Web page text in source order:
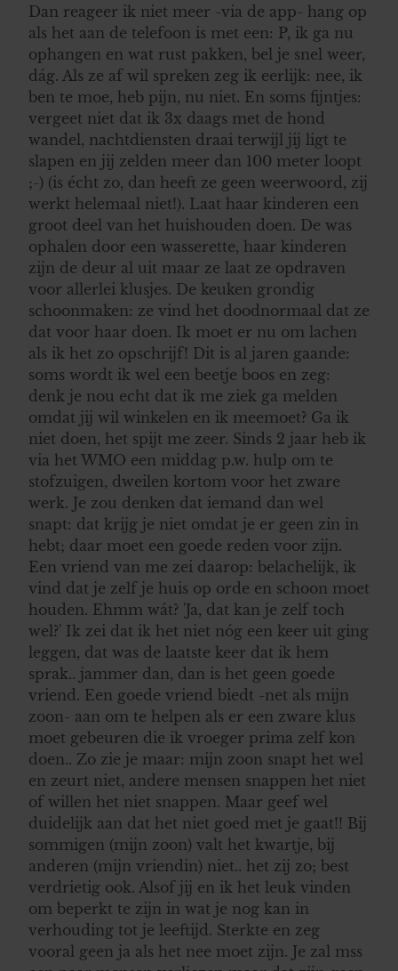
Dan reageer ik niet meer -via de app- hang op
als het aan de telefoon is met een: P, ik ga nu
ophangen en wat rust pakken, bel je snel weer,
dág. Als ze af wil spreken zeg ik eerlijk: nee, ik
ben te moe, heb pijn, nu niet. En soms fijntjes:
vergeet niet dat ik 3x daags met de hond
wandel, nachtdiensten draai terwijl jij ligt te
slapen en jij zelden meer dan 100 meter loopt
;-) (is écht zo, dan heeft ze geen weerwoord, zij
werkt helemaal niet!). Laat haar kinderen een
groot deel van het huishouden doen. De was
ophalen door een wasserette, haar kinderen
zijn de deur al uit maar ze laat ze opdraven
voor allerlei klusjes. De keuken grondig
schoonmaken: ze vind het doodnormaal dat ze
dat voor haar doen. Ik moet er nu om lachen
als ik het zo opschrijf! Dit is al jaren gaande:
soms wordt ik wel een beetje boos en zeg:
denk je nou echt dat ik me ziek ga melden
omdat jij wil winkelen en ik meemoet? Ga ik
niet doen, het spijt me zeer. Sinds 2 jaar heb ik
via het WMO een middag p.w. hulp om te
stofzuigen, dweilen kortom voor het zware
werk. Je zou denken dat iemand dan wel
snapt: dat krijg je niet omdat je er geen zin in
hebt; daar moet een goede reden voor zijn.
Een vriend van me zei daarop: belachelijk, ik
vind dat je zelf je huis op orde en schoon moet
houden. Ehmm wát? 'Ja, dat kan je zelf toch
wel?' Ik zei dat ik het niet nóg een keer uit ging
leggen, dat was de laatste keer dat ik hem
sprak.. jammer dan, dan is het geen goede
vriend. Een goede vriend biedt -net als mijn
zoon- aan om te helpen als er een zware klus
moet gebeuren die ik vroeger prima zelf kon
doen.. Zo zie je maar: mijn zoon snapt het wel
en zeurt niet, andere mensen snappen het niet
of willen het niet snappen. Maar geef wel
duidelijk aan dat het niet goed met je gaat!! Bij
sommigen (mijn zoon) valt het kwartje, bij
anderen (mijn vriendin) niet.. het zij zo; best
verdrietig ook. Alsof jij en ik het leuk vinden
om beperkt te zijn in wat je nog kan in
verhouding tot je leeftijd. Sterkte en zeg
vooral geen ja als het nee moet zijn. Je zal mss